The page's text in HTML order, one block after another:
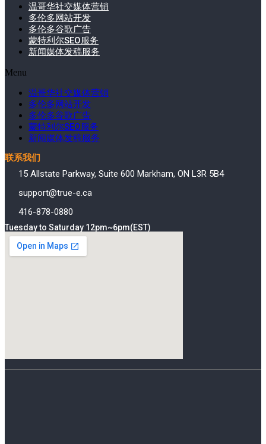
温哥华社交媒体营销
多伦多网站开发
多伦多谷歌广告
蒙特利尔SEO服务
新闻媒体发稿服务
Menu
温哥华社交媒体营销
多伦多网站开发
多伦多谷歌广告
蒙特利尔SEO服务
新闻媒体发稿服务
联系我们
15 Allstate Parkway, Suite 600 Markham, ON L3R 5B4
support@true-e.ca
416-878-0880
Tuesday to Saturday 12pm~6pm(EST)